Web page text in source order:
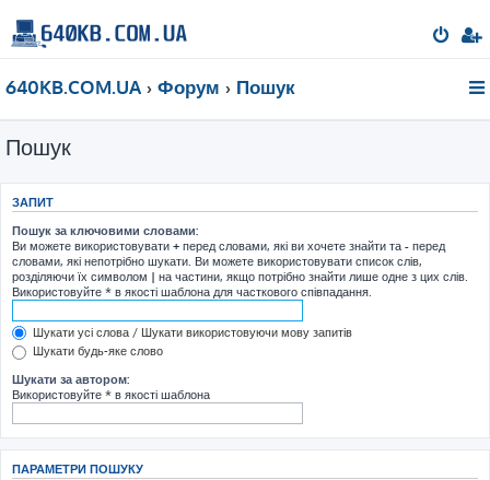
640KB.COM.UA Форум Пошук
Пошук
ЗАПИТ
Пошук за ключовими словами:
Ви можете використовувати + перед словами, які ви хочете знайти та - перед
словами, які непотрібно шукати. Ви можете використовувати список слів,
розділяючи їх символом | на частини, якщо потрібно знайти лише одне з цих слів.
Використовуйте * в якості шаблона для часткового співпадання.
Шукати усі слова / Шукати використовуючи мову запитів
Шукати будь-яке слово
Шукати за автором:
Використовуйте * в якості шаблона
ПАРАМЕТРИ ПОШУКУ